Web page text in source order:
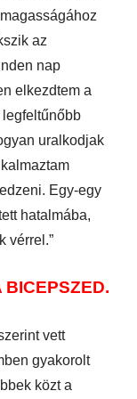
az
nap
elkezdtem a
legfeltűnőbb
uralkodjak
Egy-egy
hatalmába,
vérrel.”
BICEPSZED.
vett
gyakorolt
közt a